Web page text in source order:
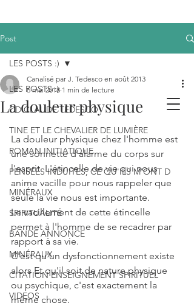
Post
LES POSTS :)
CD CLAUDE TEDESCO
TINE ET LE CHEVALIER DE LUMIÈRE
ROMAN INITIATIQUE
PENSÉES INDUITES, CE QU'ILS M'ONT D
MINÉRAUX
SPIRITUALITÉ
BANDE ANNONCE
MINÉRAUX
CITATION ENSEIGNEMENT SPIRITUEL
VIDEOS
LES POSTS :)
La douleur physique
Canalisé par J. Tedesco en août 2013
6 mai 2018 1 min de lecture
La douleur physique chez l'homme est
une sonnette d'alarme du corps sur
l'esprit. L'étincelle de vie qui nous
anime vacille pour nous rappeler que
seule la vie nous est importante.
Le vacillement de cette étincelle
permet à l'homme de se recadrer par
rapport à sa vie.
C'est qu'un dysfonctionnement existe
alors Et qu'il soit de nature physique
ou psychique, c'est exactement la
même chose.